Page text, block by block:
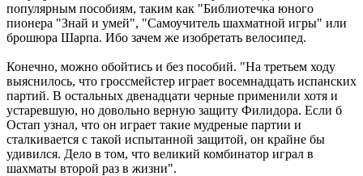
популярным пособиям, таким как "Библиотечка юного
пионера "Знай и умей", "Самоучитель шахматной игры" или
брошюра Шарпа. Ибо зачем же изобретать велосипед.
Конечно, можно обойтись и без пособий. "На третьем ходу
выяснилось, что гроссмейстер играет восемнадцать испанских
партий. В остальных двенадцати черные применили хотя и
устаревшую, но довольно верную защиту Филидора. Если б
Остап узнал, что он играет такие мудреные партии и
сталкивается с такой испытанной защитой, он крайне бы
удивился. Дело в том, что великий комбинатор играл в
шахматы второй раз в жизни".